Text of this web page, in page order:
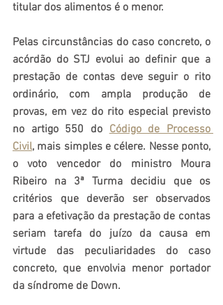
titular dos alimentos é o menor.
Pelas circunstâncias do caso concreto, o
acórdão do STJ evolui ao definir que a
prestação de contas deve seguir o rito
ordinário, com ampla produção de
provas, em vez do rito especial previsto
no artigo 550 do Código de Processo
Civil, mais simples e célere. Nesse ponto,
o voto vencedor do ministro Moura
Ribeiro na 3ª Turma decidiu que os
critérios que deverão ser observados
para a efetivação da prestação de contas
seriam tarefa do juízo da causa em
virtude das peculiaridades do caso
concreto, que envolvia menor portador
da síndrome de Down.